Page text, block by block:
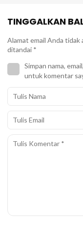
TINGGALKAN
Alamat email Anda tidak
ditandai *
Simpan nama,
untuk komentar